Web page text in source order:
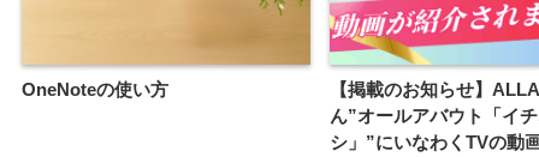
OneNoteの使い方
【掲載のお知らせ】
ん”オールアバウト「イ
シ」”にいなわくTVの動